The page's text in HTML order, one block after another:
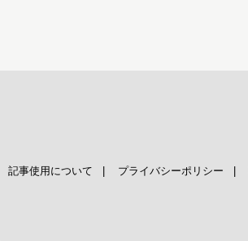
記事使用について プライバシーポリシー